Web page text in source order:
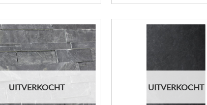
UITVERKOCHT UITVERKOCHT